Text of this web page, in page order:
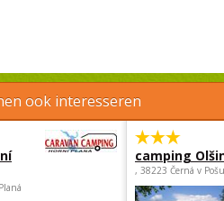
ook interesseren
camping
, 38223 Černá v